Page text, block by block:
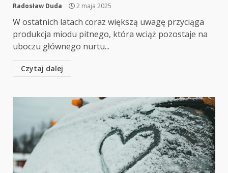
Radosław Duda 2 maja 2025
W ostatnich latach coraz większą uwagę przyciąga
produkcja miodu pitnego, która wciąż pozostaje na
uboczu głównego nurtu...
Czytaj dalej